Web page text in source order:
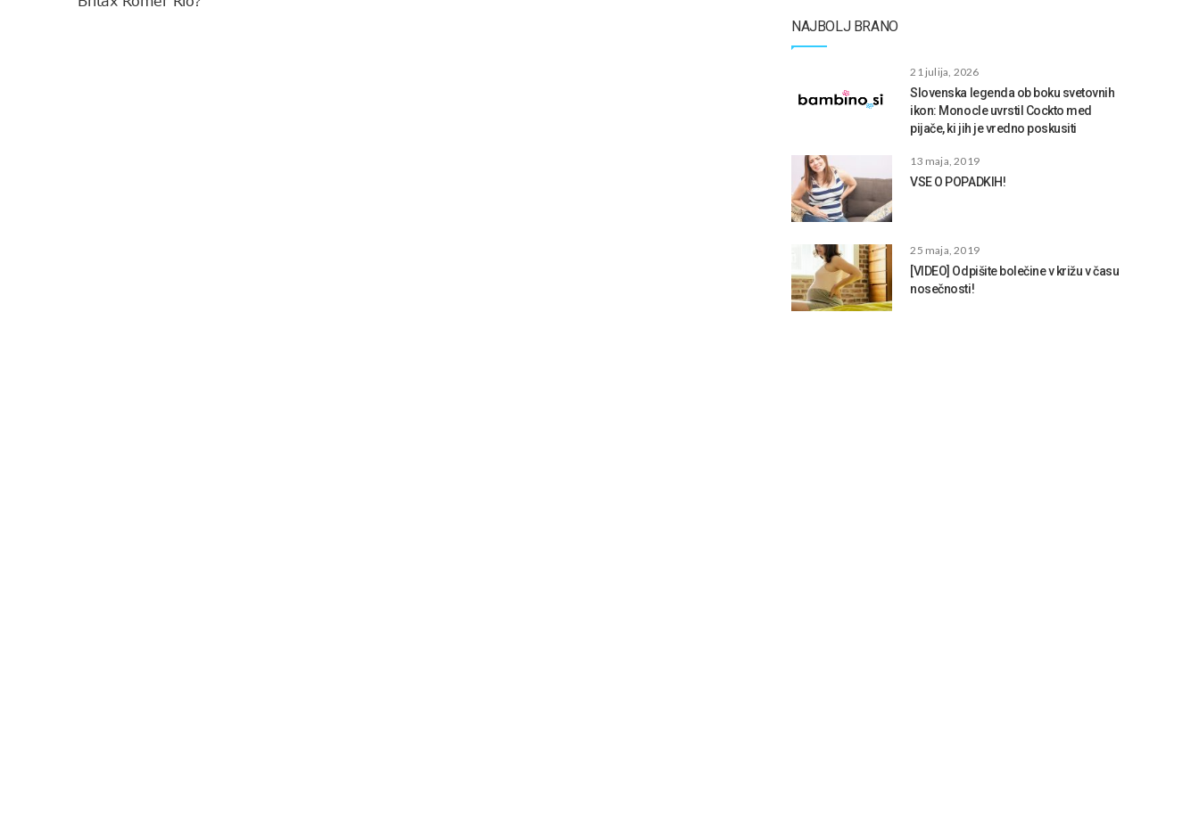
NAJBOLJ BRANO
21 julija, 2026
Slovenska legenda ob boku svetovnih
ikon: Monocle uvrstil Cockto med
pijače, ki jih je vredno poskusiti
13 maja, 2019
VSE O POPADKIH!
25 maja, 2019
[VIDEO] Odpišite bolečine v križu v času
nosečnosti!